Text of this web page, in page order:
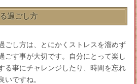
過ごし方
ごし方は、とにかくストレスを溜めず
ごす事が大切です。自分にとって楽し
る事にチャレンジしたり、時間を忘れ
いですね。